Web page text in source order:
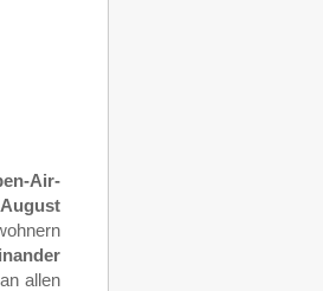
Air-
allen